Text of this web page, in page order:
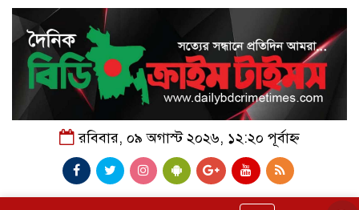
রবিবার, ০৯ অগাস্ট ২০২৬, ১২:২০ পূর্বাহ্ন